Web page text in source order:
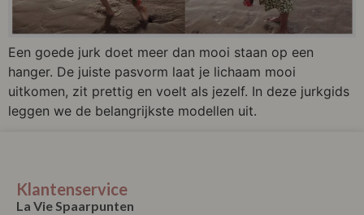
Een goede jurk doet meer dan mooi staan op een
hanger. De juiste pasvorm laat je lichaam mooi
uitkomen, zit prettig en voelt als jezelf. In deze jurkgids
leggen we de belangrijkste modellen uit.
Klantenservice
La Vie Spaarpunten